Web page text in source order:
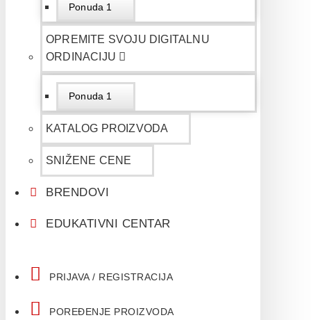
Ponuda 1
OPREMITE SVOJU DIGITALNU
ORDINACIJU
Ponuda 1
KATALOG PROIZVODA
SNIŽENE CENE
BRENDOVI
EDUKATIVNI CENTAR
PRIJAVA / REGISTRACIJA
POREĐENJE PROIZVODA